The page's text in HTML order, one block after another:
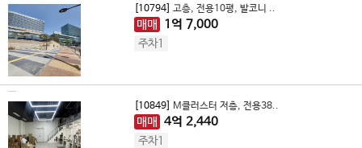
[10794] 고층, 전용10평, 발코니 ..
매매 1 억 7,000
주차1
[10849] M클러스터 저층, 전용38..
매매 4억 2,440
주차1